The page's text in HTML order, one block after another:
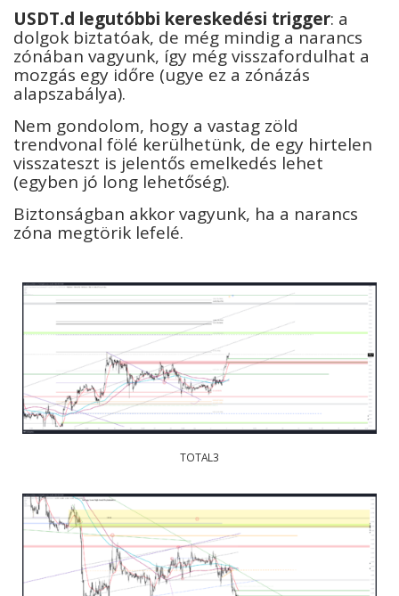
USDT.d legutóbbi kereskedési trigger: a
dolgok biztatóak, de még mindig a narancs
zónában vagyunk, így még visszafordulhat a
mozgás egy időre (ugye ez a zónázás
alapszabálya).
Nem gondolom, hogy a vastag zöld
trendvonal fölé kerülhetünk, de egy hirtelen
visszateszt is jelentős emelkedés lehet
(egyben jó long lehetőség).
Biztonságban akkor vagyunk, ha a narancs
zóna megtörik lefelé.
TOTAL3